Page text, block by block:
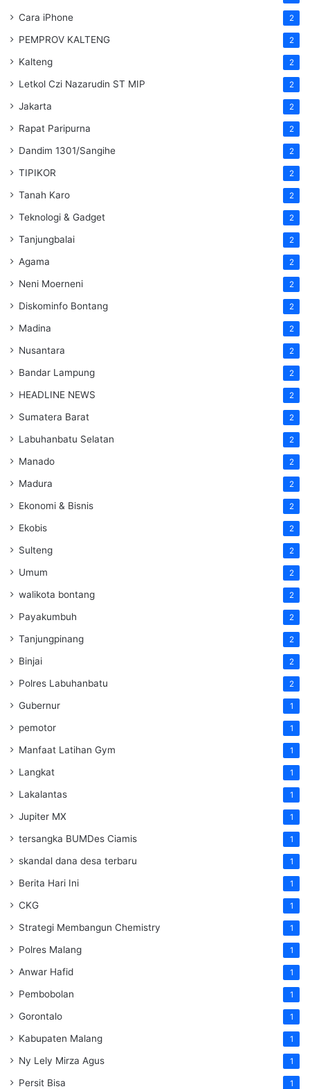
Cara iPhone 2
PEMPROV KALTENG 2
Kalteng 2
Letkol Czi Nazarudin ST MIP 2
Jakarta 2
Rapat Paripurna 2
Dandim 1301/Sangihe 2
TIPIKOR 2
Tanah Karo 2
Teknologi & Gadget 2
Tanjungbalai 2
Agama 2
Neni Moerneni 2
Diskominfo Bontang 2
Madina 2
Nusantara 2
Bandar Lampung 2
HEADLINE NEWS 2
Sumatera Barat 2
Labuhanbatu Selatan 2
Manado 2
Madura 2
Ekonomi & Bisnis 2
Ekobis 2
Sulteng 2
Umum 2
walikota bontang 2
Payakumbuh 2
Tanjungpinang 2
Binjai 2
Polres Labuhanbatu 2
Gubernur 1
pemotor 1
Manfaat Latihan Gym 1
Langkat 1
Lakalantas 1
Jupiter MX 1
tersangka BUMDes Ciamis 1
skandal dana desa terbaru 1
Berita Hari Ini 1
CKG 1
Strategi Membangun Chemistry 1
Polres Malang 1
Anwar Hafid 1
Pembobolan 1
Gorontalo 1
Kabupaten Malang 1
Ny Lely Mirza Agus 1
Persit Bisa 1